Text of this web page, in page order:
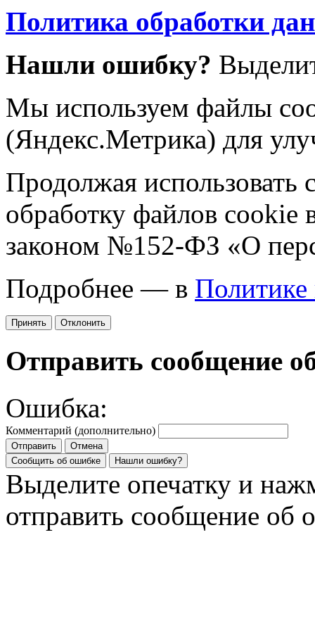
Политика обработки
Нашли ошибку?
Мы используем файлы
(Яндекс.Метрика) для
Продолжая использовать
обработку файлов cookie
законом №152-ФЗ «О
Подробнее — в Политике
Принять Отклонить
Отправить сообщение
Ошибка:
Комментарий (дополнительно)
Отправить
Отмена
Сообщить об ошибке
Нашли ошибку?
Выделите опечатку и
отправить сообщение об